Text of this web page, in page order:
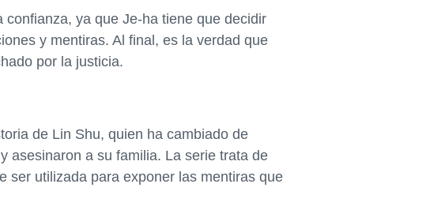
ya que Je-ha tiene que decidir
y mentiras. Al final, es la verdad que
por la justicia.
de Lin Shu, quien ha cambiado de
asesinaron a su familia. La serie trata de
ser utilizada para exponer las mentiras que